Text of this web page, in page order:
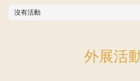
沒有活動
外展活